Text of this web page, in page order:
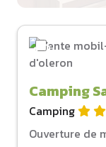
Camping
Camping
Ouverture de